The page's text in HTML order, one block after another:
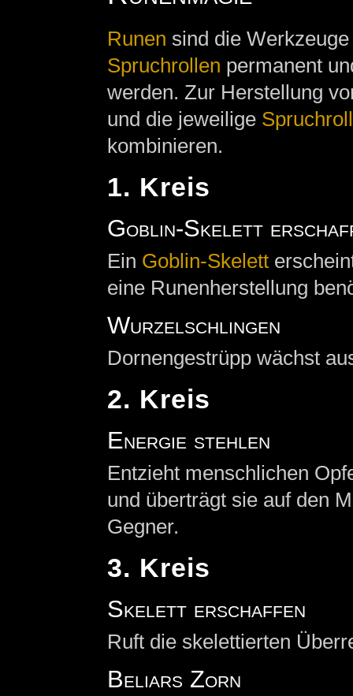
Runen sind die
Spruchrollen permanent
werden. Zur Herstellung
und die jeweilige
kombinieren.
1. Kreis
Goblin-Skelett
Ein Goblin-Skelett
eine Runenherstellung
Wurzelschlingen
Dornengestrüpp wächst
2. Kreis
Energie stehlen
Entzieht menschlichen
und überträgt sie auf den
Gegner.
3. Kreis
Skelett erschaffen
Ruft die skelettierten
Beliars Zorn